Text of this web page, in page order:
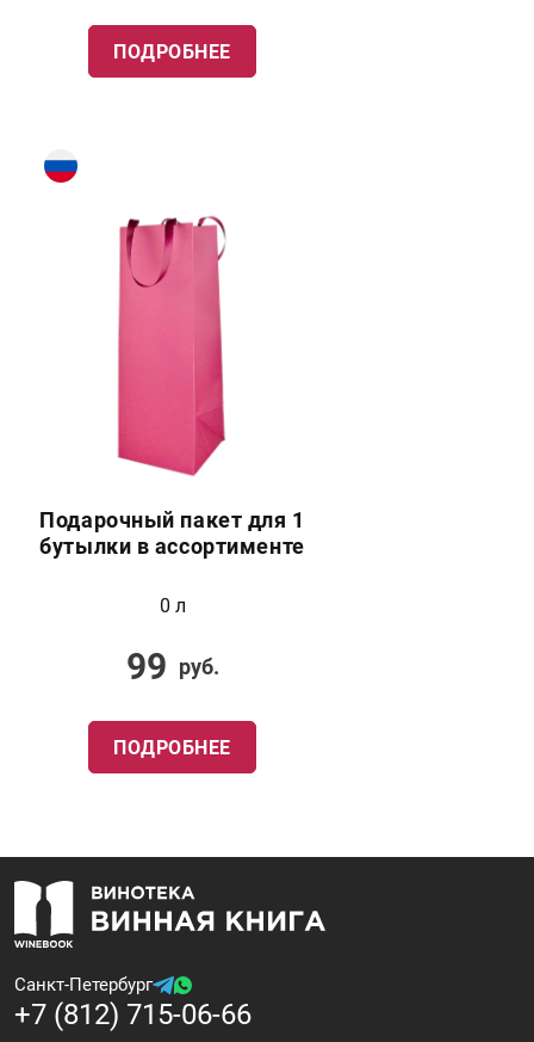
ПОДРОБНЕЕ
Подарочный пакет для 1
бутылки в ассортименте
0 л
99 руб.
ПОДРОБНЕЕ
Санкт-Петербург
+7 (812) 715-06-66